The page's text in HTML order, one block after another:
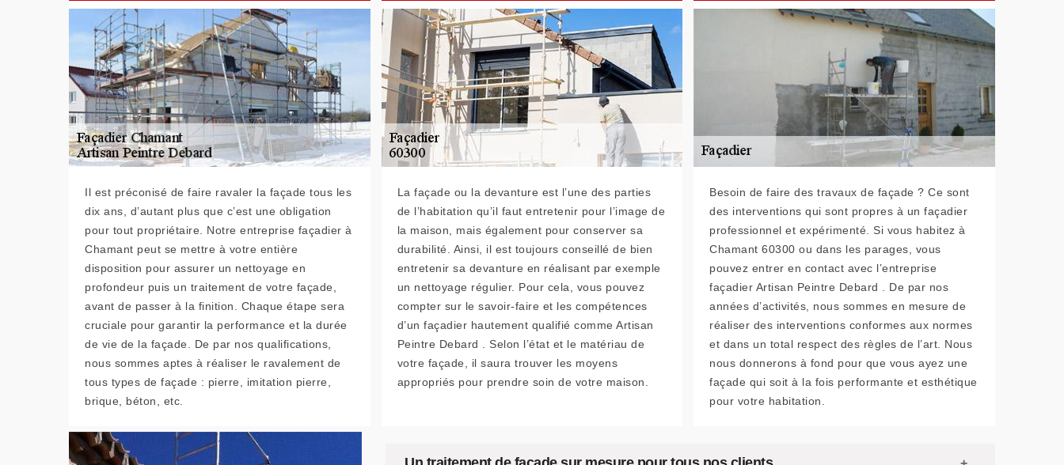
Il est préconisé de faire ravaler la façade tous les
dix ans, d’autant plus que c’est une obligation
pour tout propriétaire. Notre entreprise façadier à
Chamant peut se mettre à votre entière
disposition pour assurer un nettoyage en
profondeur puis un traitement de votre façade,
avant de passer à la finition. Chaque étape sera
cruciale pour garantir la performance et la durée
de vie de la façade. De par nos qualifications,
nous sommes aptes à réaliser le ravalement de
tous types de façade : pierre, imitation pierre,
brique, béton, etc.
La façade ou la devanture est l’une des parties
de l’habitation qu’il faut entretenir pour l’image de
la maison, mais également pour conserver sa
durabilité. Ainsi, il est toujours conseillé de bien
entretenir sa devanture en réalisant par exemple
un nettoyage régulier. Pour cela, vous pouvez
compter sur le savoir-faire et les compétences
d’un façadier hautement qualifié comme Artisan
Peintre Debard . Selon l’état et le matériau de
votre façade, il saura trouver les moyens
appropriés pour prendre soin de votre maison.
Besoin de faire des travaux de façade ? Ce sont
des interventions qui sont propres à un façadier
professionnel et expérimenté. Si vous habitez à
Chamant 60300 ou dans les parages, vous
pouvez entrer en contact avec l’entreprise
façadier Artisan Peintre Debard . De par nos
années d’activités, nous sommes en mesure de
réaliser des interventions conformes aux normes
et dans un total respect des règles de l’art. Nous
nous donnerons à fond pour que vous ayez une
façade qui soit à la fois performante et esthétique
pour votre habitation.